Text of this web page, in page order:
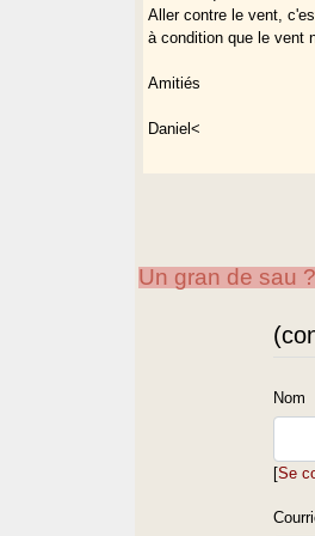
Aller contre le vent,
à condition que le vent
Amitiés
Daniel<
Un gran de sau ?
Nom
[Se